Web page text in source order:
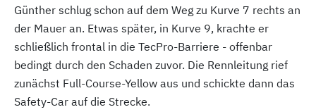
Günther schlug schon auf dem Weg zu Kurve 7 rechts an
der Mauer an. Etwas später, in Kurve 9, krachte er
schließlich frontal in die TecPro-Barriere - offenbar
bedingt durch den Schaden zuvor. Die Rennleitung rief
zunächst Full-Course-Yellow aus und schickte dann das
Safety-Car auf die Strecke.